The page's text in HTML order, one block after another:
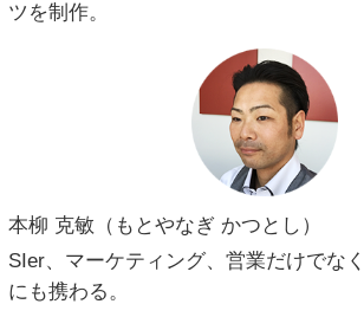
ツを制作。
本柳 克敏（もとやなぎ かつとし）
SIer、マーケティング、営業だけでな
にも携わる。